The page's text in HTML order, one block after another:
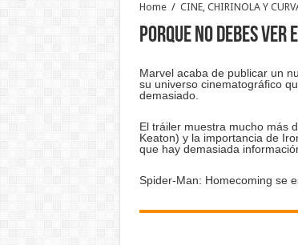
Home / CINE, CHIRINOLA Y
Porque no debes
Marvel acaba de publicar un
su universo cinematográfico
demasiado.
El tráiler muestra mucho más
Keaton) y la importancia de
que hay demasiada
Spider-Man: Homecoming se